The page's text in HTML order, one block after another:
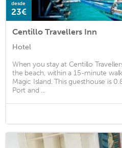
desde
23€
Centillo Travellers Inn
Hotel
When you stay at Centillo
the beach, within a 15-minute
Magic Island. This guesthouse is
Port and ...